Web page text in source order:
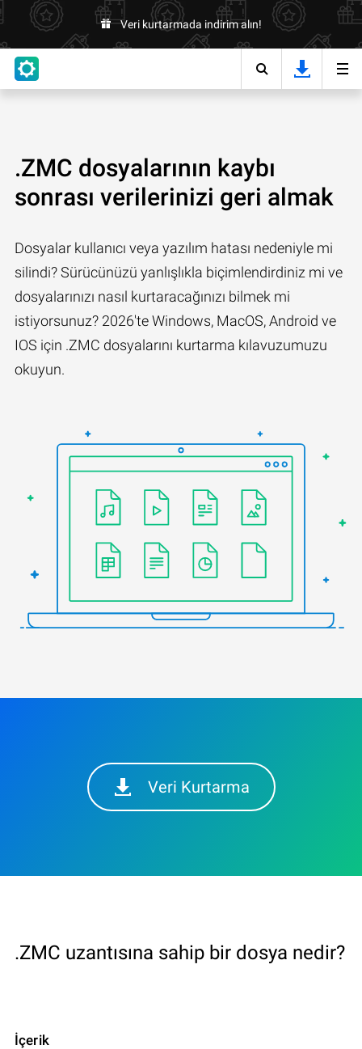
Veri kurtarmada indirim alın!
.ZMC dosyalarının kaybı
sonrası verilerinizi geri almak
Dosyalar kullanıcı veya yazılım hatası nedeniyle mi
silindi? Sürücünüzü yanlışlıkla biçimlendirdiniz mi ve
dosyalarınızı nasıl kurtaracağınızı bilmek mi
istiyorsunuz? 2026'te Windows, MacOS, Android ve
IOS için .ZMC dosyalarını kurtarma kılavuzumuzu
okuyun.
Veri Kurtarma
.ZMC uzantısına sahip bir dosya nedir?
İçerik